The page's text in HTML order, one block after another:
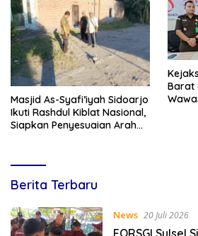
Masjid As-Syafi’iyah Sidoarjo
Ikuti Rashdul Kiblat Nasional,
Siapkan Penyesuaian Arah
Barat
Lines
Berita Terbaru
News 20 Juli 2026
FORSGI Sulsel